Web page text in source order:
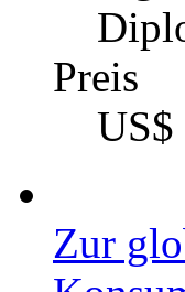
Preis
US$
Zur